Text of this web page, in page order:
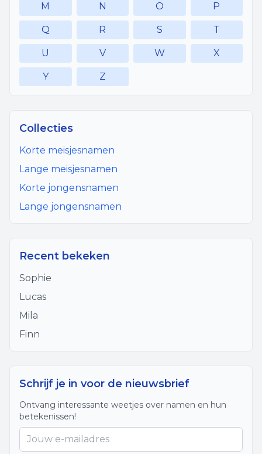
M N O P
Q R S T
U V W X
Y Z
Collecties
Korte meisjesnamen
Lange meisjesnamen
Korte jongensnamen
Lange jongensnamen
Recent bekeken
Sophie
Lucas
Mila
Finn
Schrijf je in voor de nieuwsbrief
Ontvang interessante weetjes over namen en hun
betekenissen!